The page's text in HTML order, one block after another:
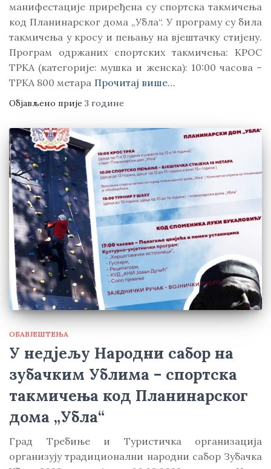
манифестације приређена су спортска такмичења
код Планинарског дома „Убла“. У програму су била
такмичења у кросу и пењању на вјештачку стијену.
Програм одржаних спортских такмичења: КРОС
ТРКА (категорије: мушка и женска): 10:00 часова –
ТРКА 800 метара Прочитај више…
Објављено прије 3 године
ОБАВЈЕШТЕЊА
У недјељу Народни сабор на
зубачким Ублима – спортска
такмичења код Планинарског
дома „Убла“
Град Требиње и Туристичка организација
организују традиционални народни сабор Зубачка